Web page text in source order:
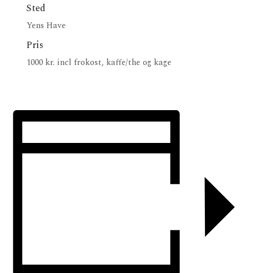
Sted
Yens Have
Pris
1000 kr. incl frokost, kaffe/the og kage